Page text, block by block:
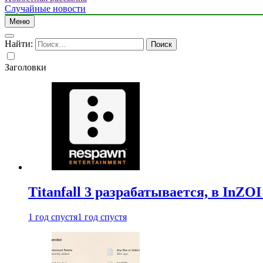
Случайные новости
Меню
Найти:
Заголовки
Titanfall 3 разрабатывается, в
1 год спустя1 год спустя